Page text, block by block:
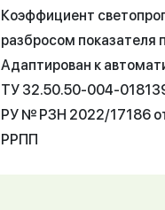
Коэффициент
разбросом показателя
Адаптирован к
ТУ 32.50.50-004-
РУ № РЗН 2022/17186
РРПП